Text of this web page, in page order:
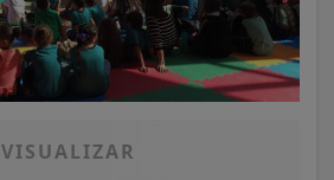
VISUALIZAR